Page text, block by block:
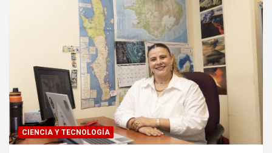
CIENCIA Y TECNOLOGÍA